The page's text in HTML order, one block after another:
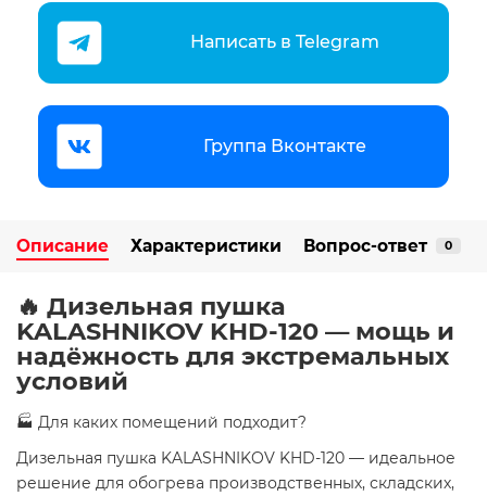
Написать в Telegram
Группа Вконтакте
Описание Характеристики Вопрос-ответ 0
🔥 Дизельная пушка
KALASHNIKOV KHD-120 — мощь и
надёжность для экстремальных
условий
🏭 Для каких помещений подходит?
Дизельная пушка KALASHNIKOV KHD-120 — идеальное
решение для обогрева производственных, складских,